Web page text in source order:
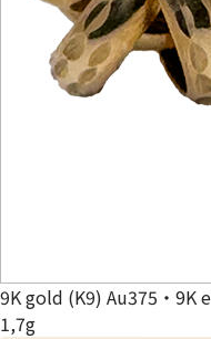
9K gold (K9) Au375・9K
1,7g